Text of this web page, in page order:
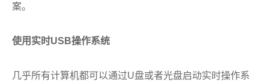
案。
使用实时USB操作系统
几乎所有计算机都可以通过U盘或者光盘启动实时操作系